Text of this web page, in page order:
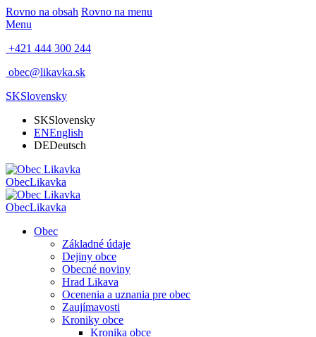
Rovno na obsah Rovno na menu
Menu
+421 444 300 244
obec@likavka.sk
SKSlovensky
SKSlovensky
ENEnglish
DEDeutsch
ObecLikavka
ObecLikavka
Obec
Základné údaje
Dejiny obce
Obecné noviny
Hrad Likava
Ocenenia a uznania pre obec
Zaujímavosti
Kroniky obce
Kronika obce